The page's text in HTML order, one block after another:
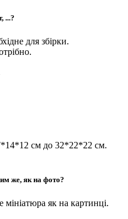
...?
для збірки.
см до 32*22*22 см.
же, як на фото?
мініатюра як на картинці.